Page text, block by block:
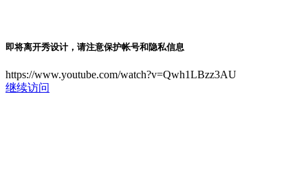
即将离开秀设计，请注意保护帐号和隐私信息
https://www.youtube.com/watch?v=Qwh1LBzz3AU
继续访问